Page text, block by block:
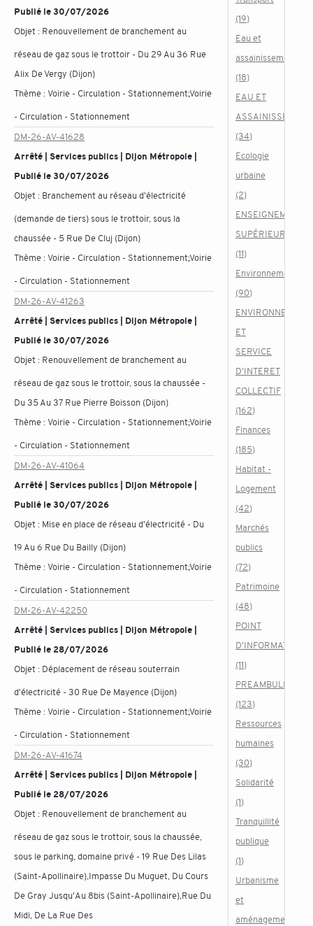
Publié le 30/07/2026
Objet : Renouvellement de branchement au
réseau de gaz sous le trottoir - Du 29 Au 36 Rue
Alix De Vergy (Dijon)
Thème :Voirie - Circulation - Stationnement;Voirie
- Circulation - Stationnement
DM-26-AV-41628
Arrêté | Services publics | Dijon Métropole |
Publié le 30/07/2026
Objet : Branchement au réseau d'électricité
(demande de tiers) sous le trottoir, sous la
chaussée - 5 Rue De Cluj (Dijon)
Thème :Voirie - Circulation - Stationnement;Voirie
- Circulation - Stationnement
DM-26-AV-41263
Arrêté | Services publics | Dijon Métropole |
Publié le 30/07/2026
Objet : Renouvellement de branchement au
réseau de gaz sous le trottoir, sous la chaussée -
Du 35 Au 37 Rue Pierre Boisson (Dijon)
Thème :Voirie - Circulation - Stationnement;Voirie
- Circulation - Stationnement
DM-26-AV-41064
Arrêté | Services publics | Dijon Métropole |
Publié le 30/07/2026
Objet : Mise en place de réseau d'électricité - Du
19 Au 6 Rue Du Bailly (Dijon)
Thème :Voirie - Circulation - Stationnement;Voirie
- Circulation - Stationnement
DM-26-AV-42250
Arrêté | Services publics | Dijon Métropole |
Publié le 28/07/2026
Objet : Déplacement de réseau souterrain
d'électricité - 30 Rue De Mayence (Dijon)
Thème :Voirie - Circulation - Stationnement;Voirie
- Circulation - Stationnement
DM-26-AV-41674
Arrêté | Services publics | Dijon Métropole |
Publié le 28/07/2026
Objet : Renouvellement de branchement au
réseau de gaz sous le trottoir, sous la chaussée,
sous le parking, domaine privé - 19 Rue Des Lilas
(Saint-Apollinaire),Impasse Du Muguet, Du Cours
De Gray Jusqu'Au 8bis (Saint-Apollinaire),Rue Du
Midi, De La Rue Des
(19)
Eau et
assainissement
(18)
EAU ET
ASSAINISSEMENT
(34)
Ecologie
urbaine
(2)
ENSEIGNEMENT
SUPÉRIEUR
(11)
Environnement
(90)
ENVIRONNEMENT
ET
SERVICE
D'INTERET
COLLECTIF
(162)
Finances
(185)
Habitat -
Logement
(42)
Marchés
publics
(72)
Patrimoine
(48)
POINT
D'INFORMATION
(11)
PREAMBULE
(123)
Ressources
humaines
(30)
Solidarité
(1)
Tranquillité
publique
(1)
Urbanisme
et
aménagement